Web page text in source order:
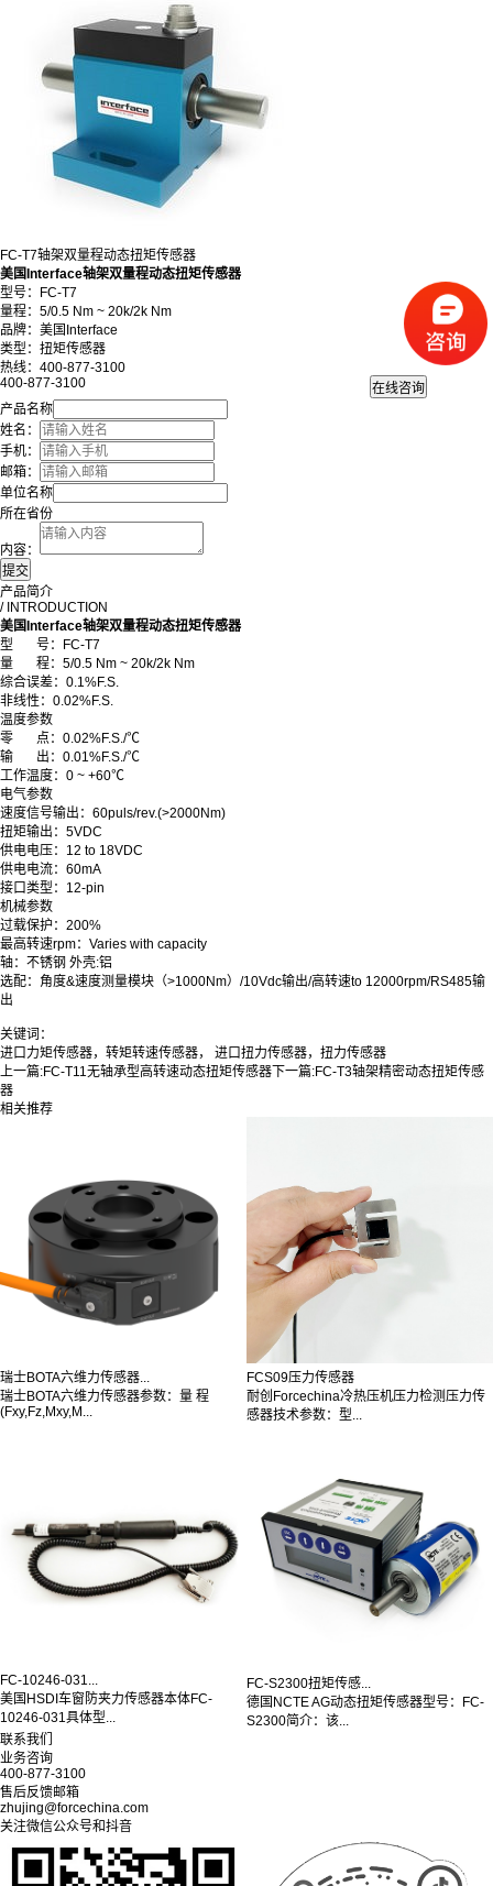
FC-T7轴架双量程动态扭矩传感器
美国Interface轴架双量程动态扭矩传感器
型号：FC-T7
量程：5/0.5 Nm ~ 20k/2k Nm
品牌：美国Interface
类型：扭矩传感器
热线：400-877-3100
400-877-3100
产品名称
姓名：
手机：
邮箱：
单位名称
所在省份
内容：
产品简介
/ INTRODUCTION
美国Interface轴架双量程动态扭矩传感器
型 号：FC-T7
量 程：5/0.5 Nm ~ 20k/2k Nm
综合误差：0.1%F.S.
非线性：0.02%F.S.
温度参数
零 点：0.02%F.S./℃
输 出：0.01%F.S./℃
工作温度：0 ~ +60℃
电气参数
速度信号输出：60puls/rev.(>2000Nm)
扭矩输出：5VDC
供电电压：12 to 18VDC
供电电流：60mA
接口类型：12-pin
机械参数
过载保护：200%
最高转速rpm：Varies with capacity
轴：不锈钢 外壳:铝
选配：角度&速度测量模块（>1000Nm）/10Vdc输出/高转速to 12000rpm/RS485输
出
关键词：
进口力矩传感器，转矩转速传感器， 进口扭力传感器，扭力传感器
上一篇:FC-T11无轴承型高转速动态扭矩传感器 下一篇:FC-T3轴架精密动态扭矩传感
器
相关推荐
瑞士BOTA六维力传感器...
瑞士BOTA六维力传感器参数：量 程
(Fxy,Fz,Mxy,M...
FCS09压力传感器
耐创Forcechina冷热压机压力检测压力传
感器技术参数：型...
FC-10246-031...
美国HSDI车窗防夹力传感器本体FC-
10246-031具体型...
FC-S2300扭矩传感...
德国NCTE AG动态扭矩传感器型号：FC-
S2300简介：该...
联系我们
业务咨询
400-877-3100
售后反馈邮箱
zhujing@forcechina.com
关注微信公众号和抖音